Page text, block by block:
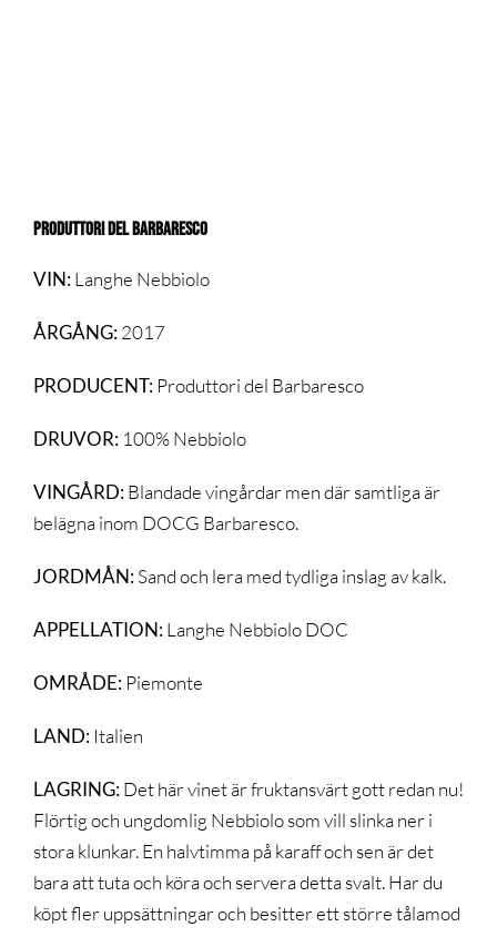
PRODUTTORI DEL BARBARESCO
VIN:Langhe Nebbiolo
ÅRGÅNG:2017
PRODUCENT: Produttori del Barbaresco
DRUVOR: 100% Nebbiolo
VINGÅRD:Blandade vingårdar men där samtliga är
belägna inom DOCG Barbaresco.
JORDMÅN:Sand och lera med tydliga inslag av kalk.
APPELLATION:Langhe Nebbiolo DOC
OMRÅDE: Piemonte
LAND: Italien
LAGRING:Det här vinet är fruktansvärt gott redan nu!
Flörtig och ungdomlig Nebbiolo som vill slinka ner i
stora klunkar. En halvtimma på karaff och sen är det
bara att tuta och köra och servera detta svalt. Har du
köpt fler uppsättningar och besitter ett större tålamod